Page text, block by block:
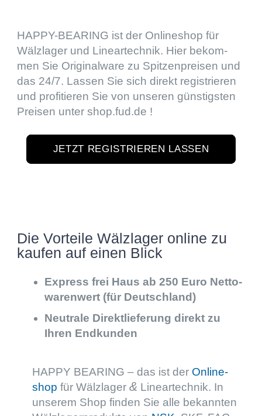
HAPPY-BEARING ist der Online­shop für
Wälzla­ger und Linear­tech­nik. Hier bekom­
men Sie Origi­nal­ware zu Spitzen­prei­sen und
das 24/7. Lassen Sie sich direkt regis­trie­ren
und profi­tie­ren Sie von unseren günstigs­ten
Preisen unter shop​.fud​.de !
JETZT REGISTRIEREN LASSEN
Die Vorteile Wälzla­ger online zu
kaufen auf einen Blick
Express frei Haus ab 250 Euro Netto­
wa­ren­wert (für Deutschland)
Neutrale Direkt­lie­fe­rung direkt zu
Ihren Endkunden
HAPPY BEARING – das ist der Online­
shop für Wälzla­ger & Linear­tech­nik. In
unserem Shop finden Sie alle bekann­ten